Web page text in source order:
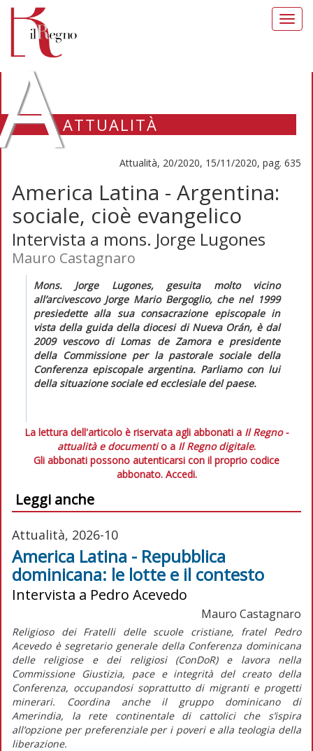
ATTUALITÀ
Attualità, 20/2020, 15/11/2020, pag. 635
America Latina - Argentina:
sociale, cioè evangelico
Intervista a mons. Jorge Lugones
Mauro Castagnaro
Mons. Jorge Lugones, gesuita molto vicino
all’arcivescovo Jorge Mario Bergoglio, che nel 1999
presiedette alla sua consacrazione episcopale in
vista della guida della diocesi di Nueva Orán, è dal
2009 vescovo di Lomas de Zamora e presidente
della Commissione per la pastorale sociale della
Conferenza episcopale argentina. Parliamo con lui
della situazione sociale ed ecclesiale del paese.
La lettura dell'articolo è riservata agli abbonati a Il Regno -
attualità e documentio a Il Regno digitale.
Gli abbonati possono autenticarsi con il proprio codice
abbonato. Accedi.
Leggi anche
Attualità, 2026-10
America Latina - Repubblica
dominicana: le lotte e il contesto
Intervista a Pedro Acevedo
Mauro Castagnaro
Religioso dei Fratelli delle scuole cristiane, fratel Pedro
Acevedo è segretario generale della Conferenza dominicana
delle religiose e dei religiosi (ConDoR) e lavora nella
Commissione Giustizia, pace e integrità del creato della
Conferenza, occupandosi soprattutto di migranti e progetti
minerari. Coordina anche il gruppo dominicano di
Amerindia, la rete continentale di cattolici che s’ispira
all’opzione per preferenziale per i poveri e alla teologia della
liberazione.